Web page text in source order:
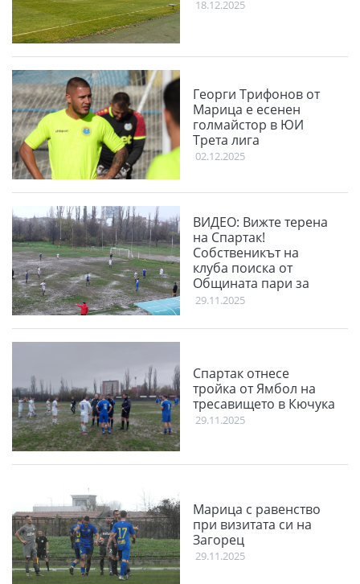
18.12.2025
Георги Трифонов от
Марица е есенен
голмайстор в ЮИ
Трета лига
02.12.2025
ВИДЕО: Вижте терена
на Спартак!
Собственикът на
клуба поиска от
Общината пари за
терена
29.11.2025
Спартак отнесе
тройка от Ямбол на
тресавището в Кючука
29.11.2025
Марица с равенство
при визитата си на
Загорец
29.11.2025